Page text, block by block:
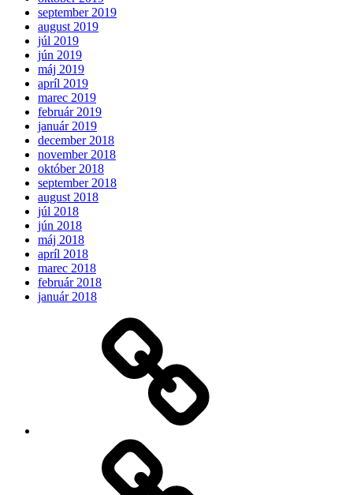
september 2019
august 2019
júl 2019
jún 2019
máj 2019
apríl 2019
marec 2019
február 2019
január 2019
december 2018
november 2018
október 2018
september 2018
august 2018
júl 2018
jún 2018
máj 2018
apríl 2018
marec 2018
február 2018
január 2018